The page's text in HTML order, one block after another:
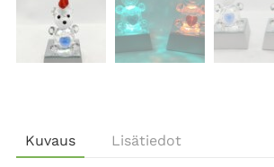
Kuvaus Lisätiedot